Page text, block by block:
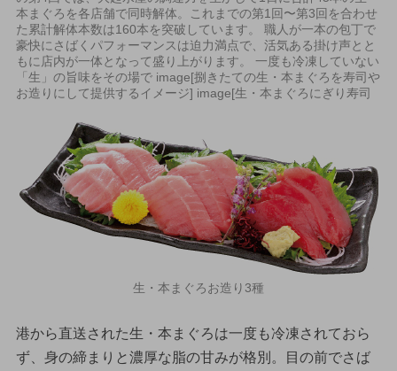
本まぐろを各店舗で同時解体。これまでの第1回〜第3回を合わせ
た累計解体本数は160本を突破しています。 職人が一本の包丁で
豪快にさばくパフォーマンスは迫力満点で、活気ある掛け声とと
もに店内が一体となって盛り上がります。 一度も冷凍していない
「生」の旨味をその場で image[捌きたての生・本まぐろを寿司や
お造りにして提供するイメージ] image[生・本まぐろにぎり寿司
生・本まぐろお造り3種
港から直送された生・本まぐろは一度も冷凍されておら
ず、身の締まりと濃厚な脂の甘みが格別。目の前でさば